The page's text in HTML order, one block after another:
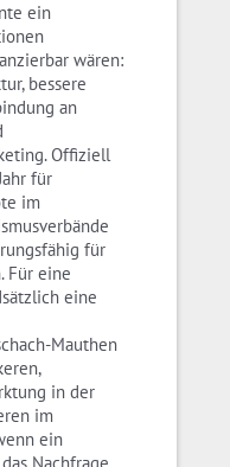
ein
wären:
bessere
an
Offiziell
für
im
für
Für eine
eine
Mauthen
in der
im
ein